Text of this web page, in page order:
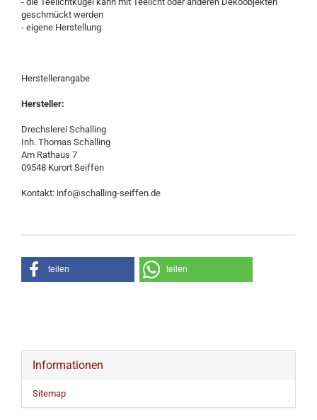
geschmückt werden
- eigene Herstellung
Herstellerangabe
Hersteller:
Drechslerei Schalling
Inh. Thomas Schalling
Am Rathaus 7
09548 Kurort Seiffen
Kontakt: info@schalling-seiffen.de
teilen teilen
Informationen
Sitemap